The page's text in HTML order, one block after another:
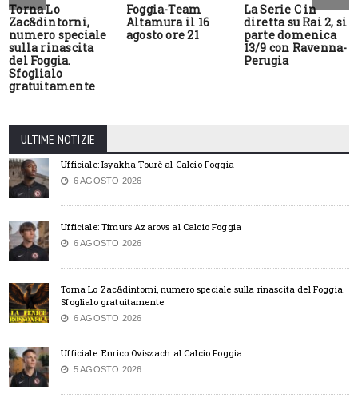
Torna Lo
Zac&dintorni,
numero speciale
sulla rinascita
del Foggia.
Sfoglialo
gratuitamente
Foggia-Team
Altamura il 16
agosto ore 21
La Serie C in
diretta su Rai 2, si
parte domenica
13/9 con Ravenna-
Perugia
ULTIME NOTIZIE
Ufficiale: Isyakha Tourè al Calcio Foggia
6 AGOSTO 2026
Ufficiale: Timurs Azarovs al Calcio Foggia
6 AGOSTO 2026
Torna Lo Zac&dintorni, numero speciale sulla rinascita del Foggia.
Sfoglialo gratuitamente
6 AGOSTO 2026
Ufficiale: Enrico Oviszach al Calcio Foggia
5 AGOSTO 2026